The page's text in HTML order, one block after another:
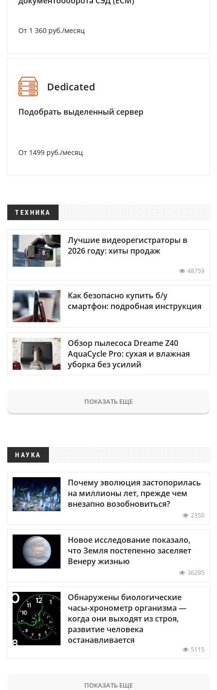
От 1 360 руб./месяц
Dedicated
Подобрать выделенный сервер
От 1499 руб./месяц
ТЕХНИКА
Лучшие видеорегистраторы в
2026 году: хиты продаж
48759
Как безопасно купить б/у
смартфон: подробная инструкция
Обзор пылесоса Dreame Z40
AquaCycle Pro: сухая и влажная
уборка без усилий
ПОКАЗАТЬ ЕЩЕ
НАУКА
Почему эволюция застопорилась
на миллионы лет, прежде чем
внезапно возобновиться?
2350
Новое исследование показало,
что Земля постепенно заселяет
Венеру жизнью
36295
Обнаружены биологические
часы-хронометр организма —
когда они выходят из строя,
развитие человека
останавливается
5115
ПОКАЗАТЬ ЕЩЕ